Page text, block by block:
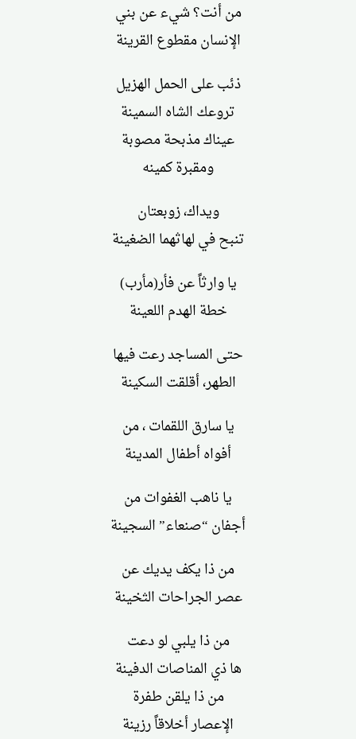
من أنت؟ شيء عن بني
الإنسان مقطوع القرينة
ذئب على الحمل الهزيل
تروعك الشاه السمينة
عيناك مذبحة مصوبة
ومقبرة كمينه
ويداك، زوبعتان
تنبح في لهاثهما الضغينة
يا وارثاً عن فأر(مأرب)
خطة الهدم اللعينة
حتى المساجد رعت فيها
الطهر، أقلقت السكينة
يا سارق اللقمات ، من
أفواه أطفال المدينة
يا ناهب الغفوات من
أجفان “صنعاء” السجينة
من ذا يكف يديك عن
عصر الجراحات الثخينة
من ذا يلبي لو دعت
ها ذي المناصات الدفينة
من ذا يلقن طفرة
الإعصار أخلاقاً رزينة